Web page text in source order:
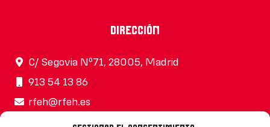
Dirección
C/ Segovia Nº71, 28005, Madrid
913 54 13 86
rfeh@rfeh.es